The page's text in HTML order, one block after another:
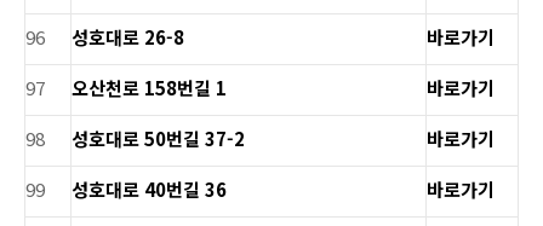
96
성호대로 26-8
바로가기
97
오산천로 158번길 1
바로가기
98
성호대로 50번길 37-2
바로가기
99
성호대로 40번길 36
바로가기